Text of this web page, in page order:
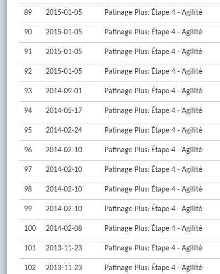
89 2015-01-05 Patinage Plus: Étape 4 - Agilité
90 2015-01-05 Patinage Plus: Étape 4 - Agilité
91 2015-01-05 Patinage Plus: Étape 4 - Agilité
92 2015-01-05 Patinage Plus: Étape 4 - Agilité
93 2014-09-01 Patinage Plus: Étape 4 - Agilité
94 2014-05-17 Patinage Plus: Étape 4 - Agilité
95 2014-02-24 Patinage Plus: Étape 4 - Agilité
96 2014-02-10 Patinage Plus: Étape 4 - Agilité
97 2014-02-10 Patinage Plus: Étape 4 - Agilité
98 2014-02-10 Patinage Plus: Étape 4 - Agilité
99 2014-02-10 Patinage Plus: Étape 4 - Agilité
100 2014-02-08 Patinage Plus: Étape 4 - Agilité
101 2013-11-23 Patinage Plus: Étape 4 - Agilité
102 2013-11-23 Patinage Plus: Étape 4 - Agilité